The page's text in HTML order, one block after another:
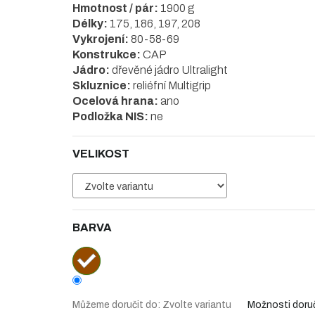
VELIKOST
BARVA
Můžeme doručit do: Zvolte variantu Možnosti
Hmotnost / pár: 1900 g
Délky: 175, 186, 197, 208
Vykrojení: 80-58-69
Konstrukce: CAP
Jádro: dřevěné jádro Ultralight
Skluznice: reliéfní Multigrip
Ocelová hrana: ano
Podložka NIS: ne